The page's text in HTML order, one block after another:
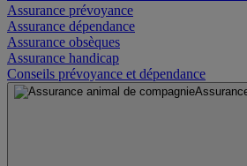
Assurance prévoyance
Assurance dépendance
Assurance obsèques
Assurance handicap
Conseils prévoyance et dépendance